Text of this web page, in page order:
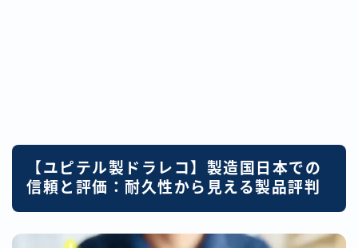
【ユピテル製ドラレコ】製造国日本での
信頼と評価：耐久性から見える製品評判